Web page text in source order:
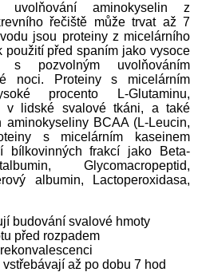
uvolňování aminokyselin z
řečiště může trvat až 7
jsou proteiny z micelárního
použití před spaním jako vysoce
s pozvolným uvolňováním
noci. Proteiny s micelárním
procento L-Glutaminu,
v lidské svalové tkáni, a také
aminokyseliny BCAA (L-Leucin,
s micelárním kaseinem
bílkovinných frakcí jako Beta-
Glycomacropeptid,
albumin, Lactoperoxidasa,
budování svalové hmoty
před rozpadem
až po dobu 7 hod